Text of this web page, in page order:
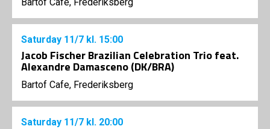
Bartof Cafe, Frederiksberg
Saturday 11/7 kl. 15:00
Jacob Fischer Brazilian Celebration Trio feat.
Alexandre Damasceno (DK/BRA)
Bartof Cafe, Frederiksberg
Saturday 11/7 kl. 20:00